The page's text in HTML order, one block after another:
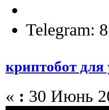
Telegram:
криптобот для
« : 30 Июнь